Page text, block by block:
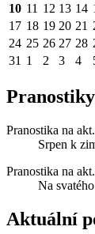
10 11 12 13 14
17 18 19 20 21
24 25 26 27 28
31 1 2 3 4
Pranostiky
Pranostika na
Srpen k
Pranostika na
Na
Aktuální